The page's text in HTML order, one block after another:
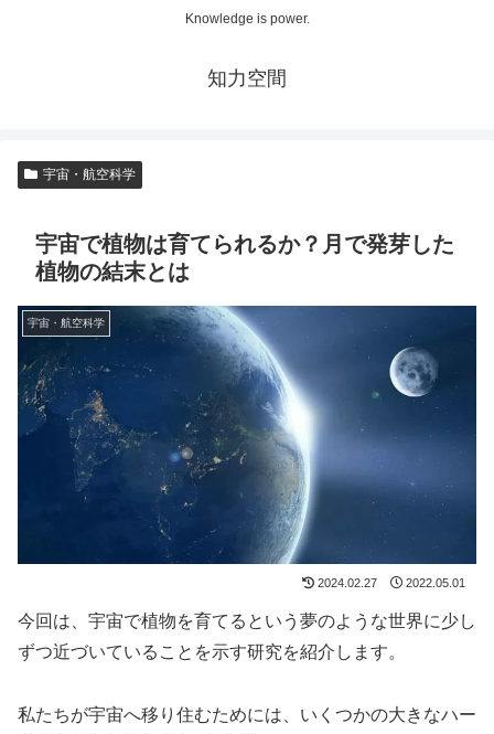
Knowledge is power.
知力空間
宇宙・航空科学
宇宙で植物は育てられるか？月で発芽した
植物の結末とは
宇宙・航空科学
2024.02.27 2022.05.01
今回は、宇宙で植物を育てるという夢のような世界に少し
ずつ近づいていることを示す研究を紹介します。
私たちが宇宙へ移り住むためには、いくつかの大きなハー